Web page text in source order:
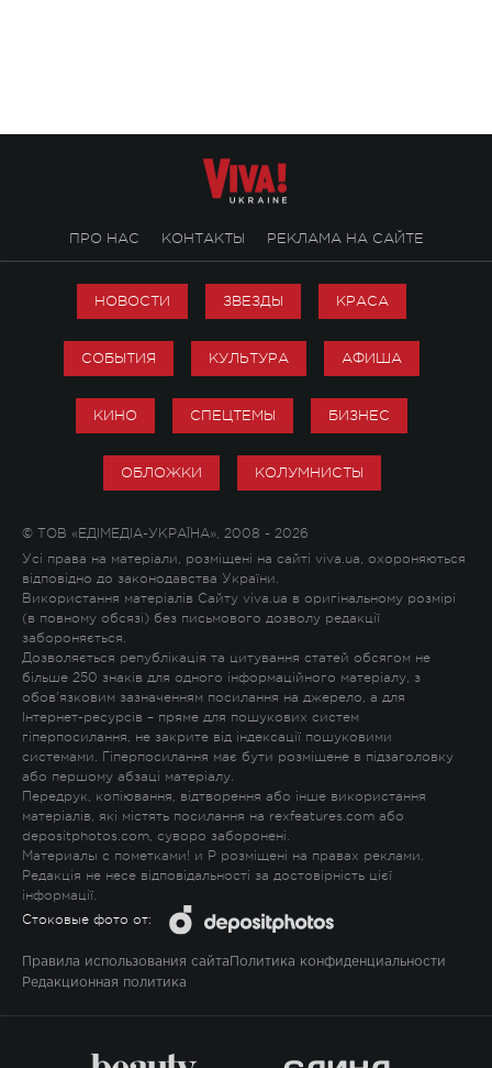
ПРО НАС КОНТАКТЫ РЕКЛАМА НА САЙТЕ
НОВОСТИ ЗВЕЗДЫ КРАСА
СОБЫТИЯ КУЛЬТУРА АФИША
КИНО СПЕЦТЕМЫ БИЗНЕС
ОБЛОЖКИ КОЛУМНИСТЫ
© ТОВ «ЕДІМЕДІА-УКРАЇНА», 2008 - 2026
Усі права на матеріали, розміщені на сайті viva.ua, охороняються
відповідно до законодавства України.
Використання матеріалів Сайту viva.ua в оригінальному розмірі
(в повному обсязі) без письмового дозволу редакції
забороняється.
Дозволяється републікація та цитування статей обсягом не
більше 250 знаків для одного інформаційного матеріалу, з
обов'язковим зазначенням посилання на джерело, а для
Інтернет-ресурсів – пряме для пошукових систем
гіперпосилання, не закрите від індексації пошуковими
системами. Гіперпосилання має бути розміщене в підзаголовку
або першому абзаці матеріалу.
Передрук, копіювання, відтворення або інше використання
матеріалів, які містять посилання на rexfeatures.com або
depositphotos.com, суворо заборонені.
Материалы с пометками! и P розміщені на правах реклами.
Редакція не несе відповідальності за достовірність цієї
інформації.
Стоковые фото от:
Правила использования сайта Политика конфиденциальности
Редакционная политика